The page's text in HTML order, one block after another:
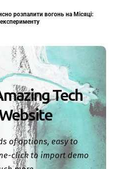
розпалити вогонь на Місяці:
Tech
of options, easy to
click to import demo